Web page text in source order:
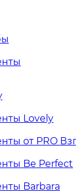
Lovely
от PRO
Be Perfect
Barbara